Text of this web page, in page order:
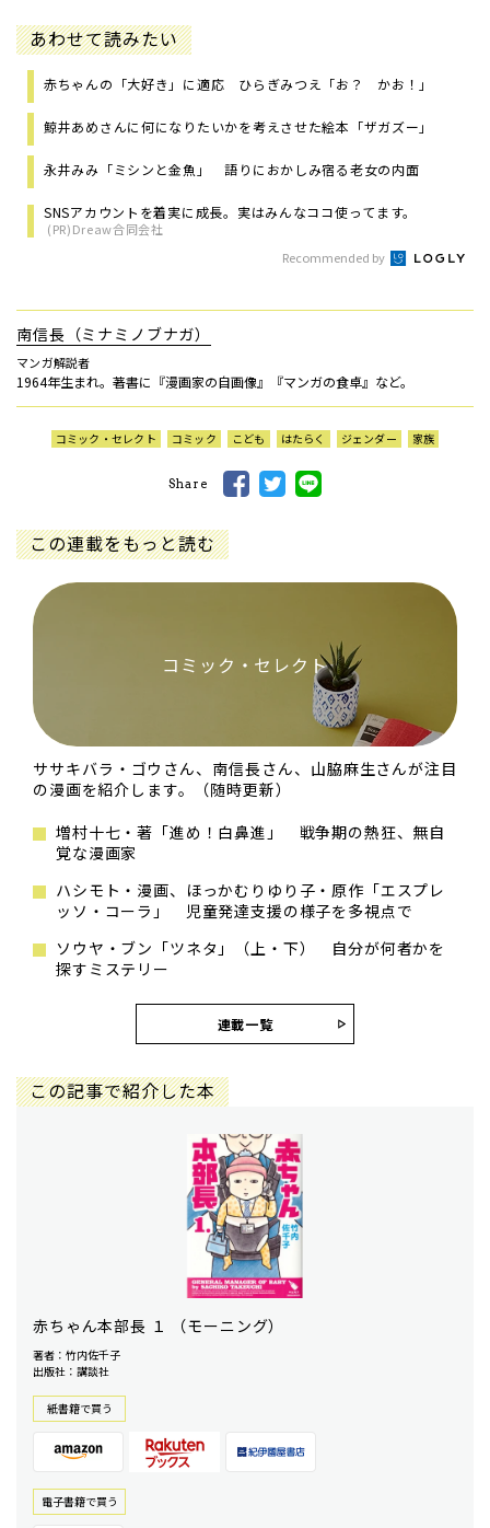
あわせて読みたい
赤ちゃんの「大好き」に適応 ひらぎみつえ「お？ かお！」
鯨井あめさんに何になりたいかを考えさせた絵本「ザガズー」
永井みみ「ミシンと金魚」 語りにおかしみ宿る老女の内面
SNSアカウントを着実に成長。実はみんなココ使ってます。
(PR)Dreaw合同会社
Recommended by
南信長（ミナミノブナガ）
マンガ解説者
1964年生まれ。著書に『漫画家の自画像』『マンガの食卓』など。
コミック・セレクト コミック こども はたらく ジェンダー 家族
Share
この連載をもっと読む
コミック・セレクト
ササキバラ・ゴウさん、南信長さん、山脇麻生さんが注目
の漫画を紹介します。（随時更新）
増村十七・著「進め！白鼻進」 戦争期の熱狂、無自
覚な漫画家
ハシモト・漫画、ほっかむりゆり子・原作「エスプレ
ッソ・コーラ」 児童発達支援の様子を多視点で
ソウヤ・ブン「ツネタ」（上・下） 自分が何者かを
探すミステリー
連載一覧
この記事で紹介した本
赤ちゃん本部長 １ （モーニング）
著者：竹内佐千子
出版社：講談社
紙書籍で買う
電⼦書籍で買う